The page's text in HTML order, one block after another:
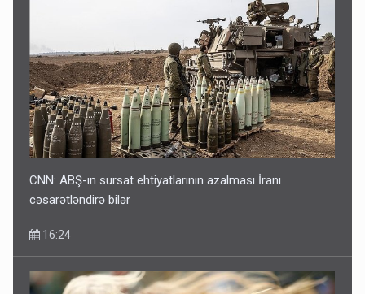
CNN: ABŞ-ın sursat ehtiyatlarının azalması İranı
cəsarətləndirə bilər
16:24